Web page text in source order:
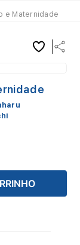
e Maternidade